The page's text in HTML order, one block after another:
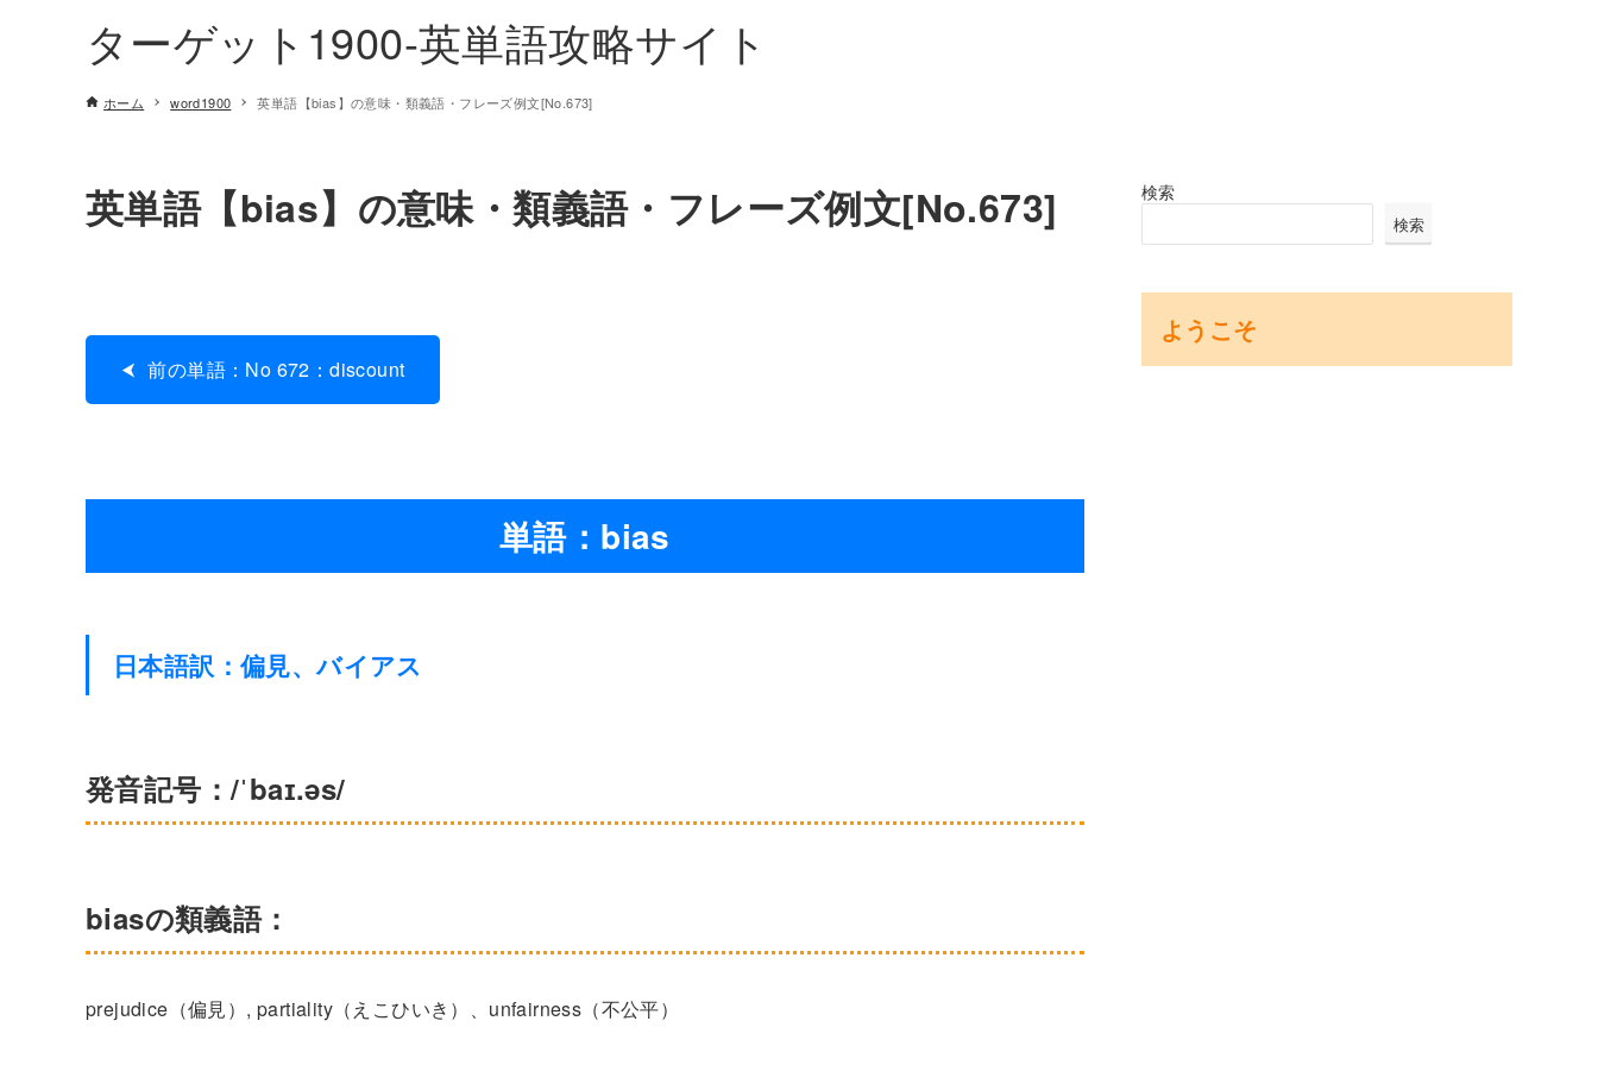
ターゲット1900-英単語攻略サイト
ホーム word1900 英単語【bias】の意味・類義語・フレーズ例文[No.673]
英単語【bias】の意味・類義語・フレーズ例文[No.673]
前の単語：No 672：discount
単語：bias
日本語訳：偏見、バイアス
発音記号：/ˈbaɪ.əs/
biasの類義語：
prejudice（偏見）, partiality（えこひいき）、unfairness（不公平）
検索
検索
ようこそ